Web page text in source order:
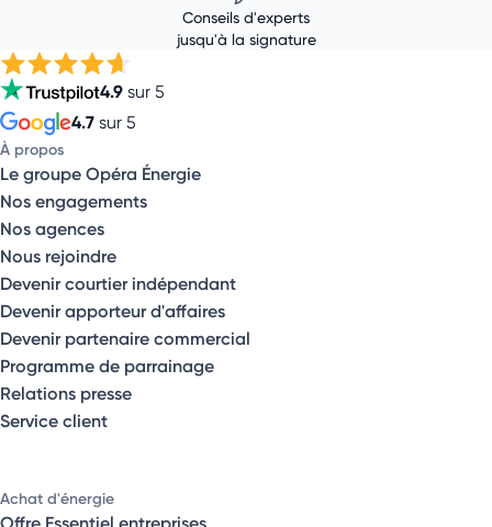
Conseils d'experts
jusqu'à la signature
4.9 sur 5
4.7 sur 5
À propos
Le groupe Opéra Énergie
Nos engagements
Nos agences
Nous rejoindre
Devenir courtier indépendant
Devenir apporteur d'affaires
Devenir partenaire commercial
Programme de parrainage
Relations presse
Service client
Achat d'énergie
Offre Essentiel entreprises